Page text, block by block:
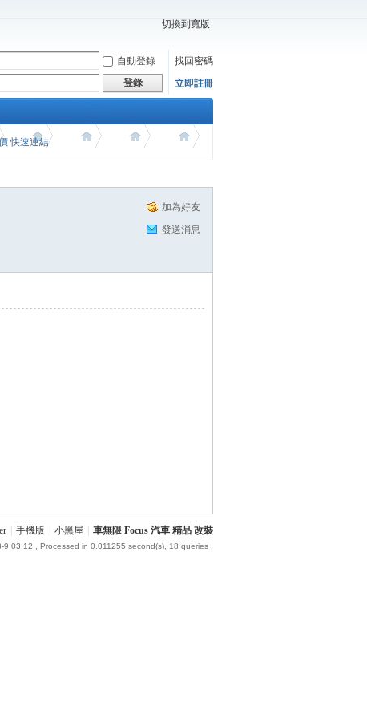
切換到寬版
自動登錄
找回密碼
登錄 立即註冊
快速連結
加為好友
發送消息
手機版 小黑屋 車無限 Focus 汽車 精品 改裝
9 03:12 , Processed in 0.011255 second(s), 18 queries .